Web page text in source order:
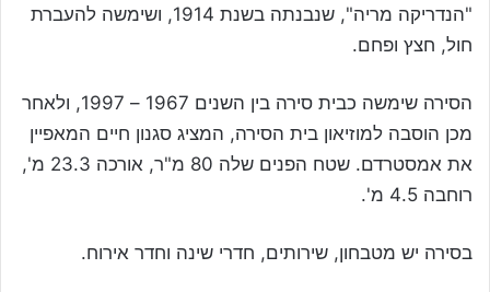
"הנדריקה מריה", שנבנתה בשנת 1914, ושימשה להעברת
חול, חצץ ופחם.
הסירה שימשה כבית סירה בין השנים 1967 – 1997, ולאחר
מכן הוסבה למוזיאון בית הסירה, המציג סגנון חיים המאפיין
את אמסטרדם. שטח הפנים שלה 80 מ"ר, אורכה 23.3 מ',
רוחבה 4.5 מ'.
בסירה יש מטבחון, שירותים, חדרי שינה וחדר אירוח.